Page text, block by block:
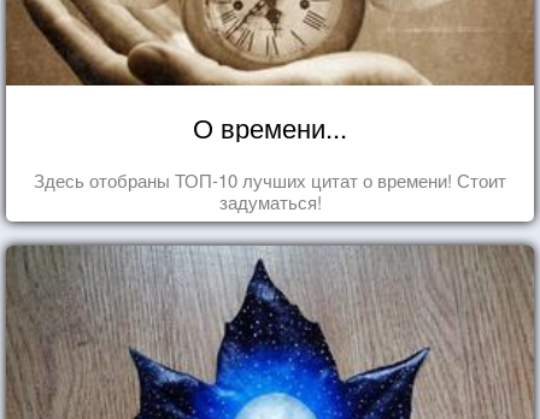
О времени...
Здесь отобраны ТОП-10 лучших цитат о времени! Стоит
задуматься!